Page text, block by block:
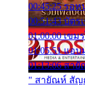
00:45:25 รอ
00:51:43 บัต
01:00:00 เขม
01:05:51 แอ
01:13:06 สา
" สายัณห์ สัญ